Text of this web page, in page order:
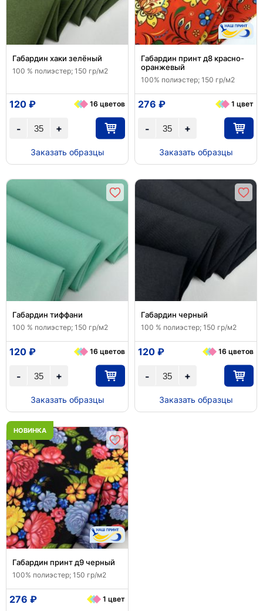
Габардин хаки зелёный
100 % полиэстер; 150 гр/м2
+
-
120 ₽ 16 цветов
Заказать образцы
Габардин принт д8 красно-
оранжевый
100% полиэстер; 150 гр/м2
+
-
276 ₽ 1 цвет
Заказать образцы
Габардин тиффани
100 % полиэстер; 150 гр/м2
+
-
120 ₽ 16 цветов
Заказать образцы
Габардин черный
100 % полиэстер; 150 гр/м2
+
-
120 ₽ 16 цветов
Заказать образцы
НОВИНКА
Габардин принт д9 черный
100% полиэстер; 150 гр/м2
276 ₽ 1 цвет